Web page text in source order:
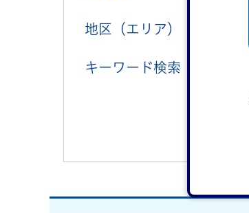
地区（エリア）
キーワード検索